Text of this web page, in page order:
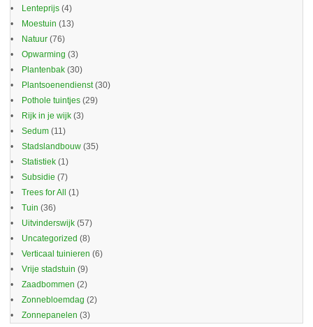
Lenteprijs (4)
Moestuin (13)
Natuur (76)
Opwarming (3)
Plantenbak (30)
Plantsoenendienst(30)
Pothole tuintjes (29)
Rijk in je wijk (3)
Sedum (11)
Stadslandbouw (35)
Statistiek (1)
Subsidie (7)
Trees for All (1)
Tuin (36)
Uitvinderswijk (57)
Uncategorized (8)
Verticaal tuinieren (6)
Vrije stadstuin (9)
Zaadbommen (2)
Zonnebloemdag (2)
Zonnepanelen (3)